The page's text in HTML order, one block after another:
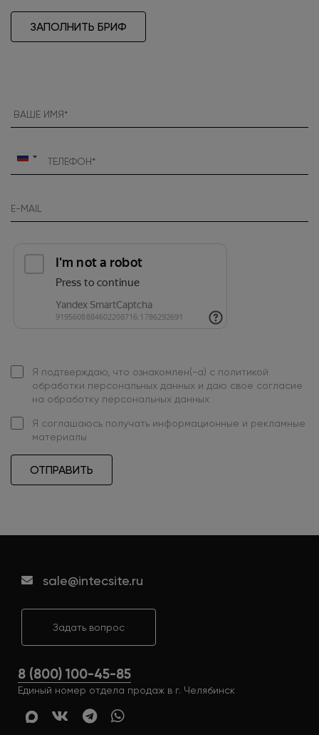
ЗАПОЛНИТЬ БРИФ
Россия
Я подтверждаю, что ознакомлен(-а) с политикой
обработки персональных данных и даю свое согласие
на обработку персональных данных
Я соглашаюсь получать информационные и рекламные
материалы
ОТПРАВИТЬ
sale@intecsite.ru
Задать вопрос
8 (800) 100-45-85
Единый номер отдела продаж в г. Челябинск